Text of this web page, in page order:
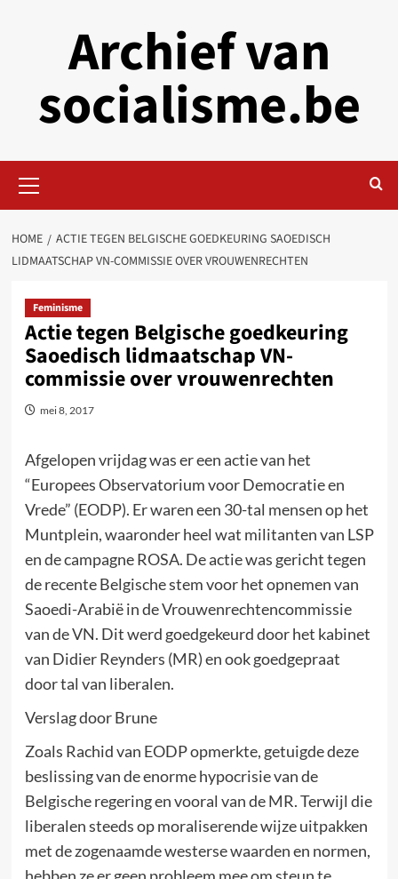
Archief van
socialisme.be
Menu
HOME
ACTIE TEGEN BELGISCHE GOEDKEURING SAOEDISCH
LIDMAATSCHAP VN-COMMISSIE OVER VROUWENRECHTEN
Feminisme
Actie tegen Belgische goedkeuring
Saoedisch lidmaatschap VN-
commissie over vrouwenrechten
mei 8, 2017
Afgelopen vrijdag was er een actie van het
“Europees Observatorium voor Democratie en
Vrede” (EODP). Er waren een 30-tal mensen op het
Muntplein, waaronder heel wat militanten van LSP
en de campagne ROSA. De actie was gericht tegen
de recente Belgische stem voor het opnemen van
Saoedi-Arabië in de Vrouwenrechtencommissie
van de VN. Dit werd goedgekeurd door het kabinet
van Didier Reynders (MR) en ook goedgepraat
door tal van liberalen.
Verslag door Brune
Zoals Rachid van EODP opmerkte, getuigde deze
beslissing van de enorme hypocrisie van de
Belgische regering en vooral van de MR. Terwijl die
liberalen steeds op moraliserende wijze uitpakken
met de zogenaamde westerse waarden en normen,